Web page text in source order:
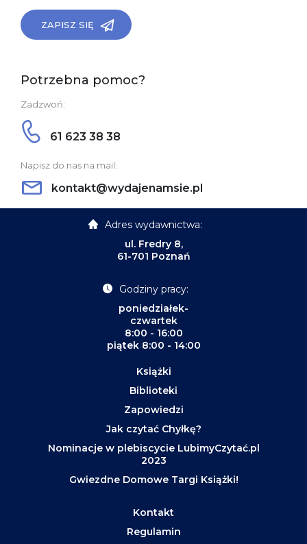
ZAPISZ SIĘ
Potrzebna pomoc?
Zadzwoń:
61 623 38 38
Napisz do nas na mail:
kontakt@wydajenamsie.pl
Adres wydawnictwa:
ul. Fredry 8,
61-701 Poznań
Godziny pracy:
poniedziałek-
czwartek
8:00 - 16:00
piątek 8:00 - 14:00
Książki
Biblioteki
Zapowiedzi
Jak czytać Chyłkę?
Nominacje w plebiscycie LubimyCzytać.pl
2023
Gwiezdne Domowe Targi Książki!
Kontakt
Regulamin